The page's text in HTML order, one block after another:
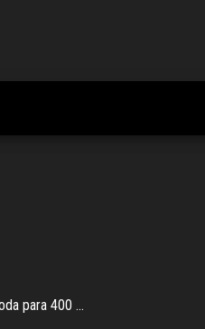
para 400 ...